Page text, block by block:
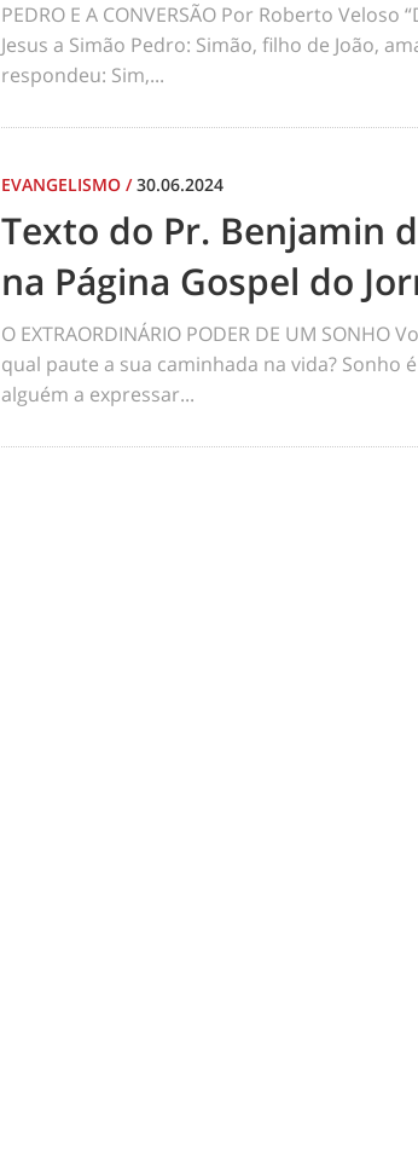
PEDRO E A CONVERSÃO Por Roberto
Jesus a Simão Pedro: Simão, filho de João,
respondeu: Sim,...
EVANGELISMO /30.06.2024
Texto do Pr. Benjamin
na Página Gospel do
O EXTRAORDINÁRIO PODER DE UM
qual paute a sua caminhada na vida? Sonho
alguém a expressar...